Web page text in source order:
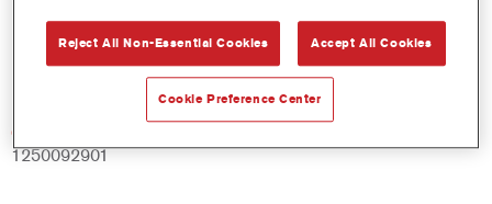
Referencia del artículo
Código del material
1250092901
Reject All Non-Essential Cookies Accept All Cookies
Cookie Preference Center